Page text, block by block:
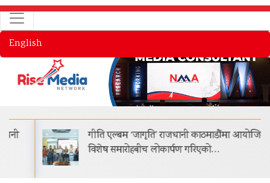
English
गीति एल्बम ‘जागृति’ राजधानी काठमाडौंमा आयोजित
विशेष समारोहबीच लोकार्पण गरिएको…